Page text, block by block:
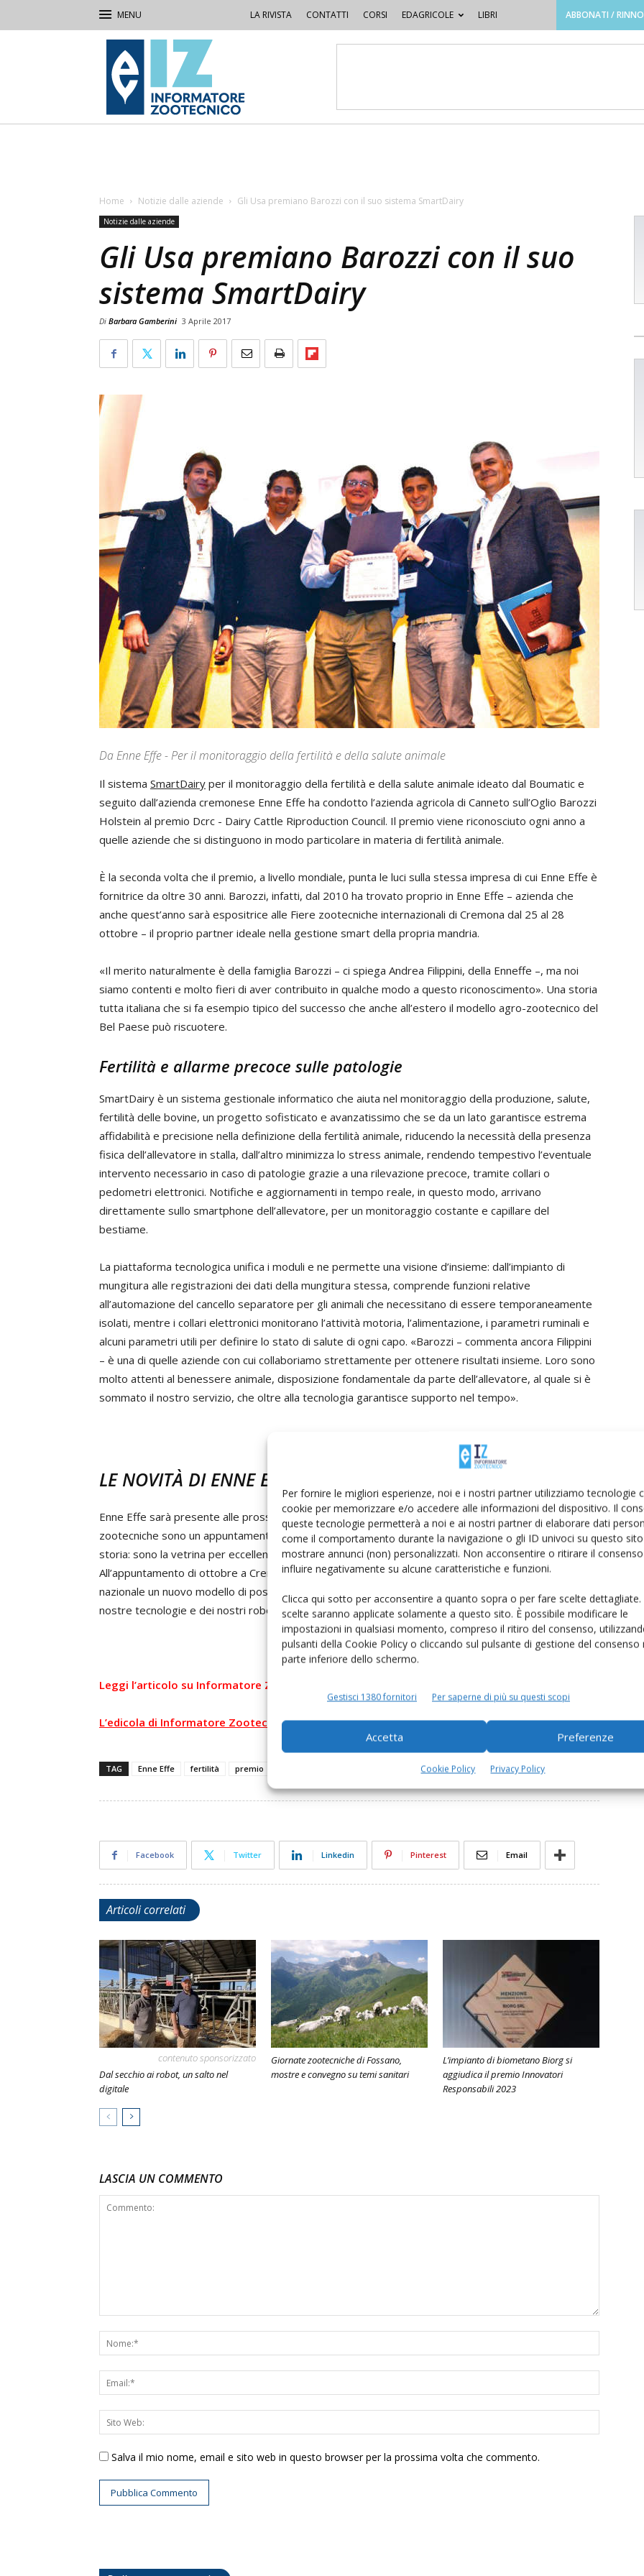
Per fornire le migliori esperienze, noi e i nostri partner utilizziamo tecnologie
cookie per memorizzare e/o accedere alle informazioni del dispositivo. Il
queste tecnologie permetterà a noi e ai nostri partner di elaborare dati
come il comportamento durante la navigazione o gli ID univoci su questo
mostrare annunci (non) personalizzati. Non acconsentire o ritirare il
influire negativamente su alcune caratteristiche e funzioni.
Clicca qui sotto per acconsentire a quanto sopra o per fare scelte dettagliate.
scelte saranno applicate solamente a questo sito. È possibile modificare le
impostazioni in qualsiasi momento, compreso il ritiro del consenso,
pulsanti della Cookie Policy o cliccando sul pulsante di gestione del consenso
parte inferiore dello schermo.
Gestisci 1380 fornitori Per saperne di più su questi scopi
Accetta Preferenze
Cookie Policy Privacy Policy
LA RIVISTA CONTATTI CORSI EDAGRICOLE LIBRI ABBONATI /
IZ
Informatore
Zootecnico
Home Notizie dalle aziende Gli Usa premiano Barozzi con il suo sistema SmartDairy
Notizie dalle aziende
Gli Usa premiano Barozzi con il suo
sistema SmartDairy
Di Barbara Gamberini 3 Aprile 2017
Da Enne Effe - Per il monitoraggio della fertilità e della salute animale
Il sistema SmartDairy per il monitoraggio della fertilità e della salute animale ideato dal Boumatic e
seguito dall’azienda cremonese Enne Effe ha condotto l’azienda agricola di Canneto sull’Oglio Barozzi
Holstein al premio Dcrc - Dairy Cattle Riproduction Council. Il premio viene riconosciuto ogni anno a
quelle aziende che si distinguono in modo particolare in materia di fertilità animale.
È la seconda volta che il premio, a livello mondiale, punta le luci sulla stessa impresa di cui Enne Effe è
fornitrice da oltre 30 anni. Barozzi, infatti, dal 2010 ha trovato proprio in Enne Effe – azienda che
anche quest’anno sarà espositrice alle Fiere zootecniche internazionali di Cremona dal 25 al 28
ottobre – il proprio partner ideale nella gestione smart della propria mandria.
«Il merito naturalmente è della famiglia Barozzi – ci spiega Andrea Filippini, della Enneffe –, ma noi
siamo contenti e molto fieri di aver contribuito in qualche modo a questo riconoscimento». Una storia
tutta italiana che si fa esempio tipico del successo che anche all’estero il modello agro-zootecnico del
Bel Paese può riscuotere.
Fertilità e allarme precoce sulle patologie
SmartDairy è un sistema gestionale informatico che aiuta nel monitoraggio della produzione, salute,
fertilità delle bovine, un progetto sofisticato e avanzatissimo che se da un lato garantisce estrema
affidabilità e precisione nella definizione della fertilità animale, riducendo la necessità della presenza
fisica dell’allevatore in stalla, dall’altro minimizza lo stress animale, rendendo tempestivo l’eventuale
intervento necessario in caso di patologie grazie a una rilevazione precoce, tramite collari o
pedometri elettronici. Notifiche e aggiornamenti in tempo reale, in questo modo, arrivano
direttamente sullo smartphone dell’allevatore, per un monitoraggio costante e capillare del
bestiame.
La piattaforma tecnologica unifica i moduli e ne permette una visione d’insieme: dall’impianto di
mungitura alle registrazioni dei dati della mungitura stessa, comprende funzioni relative
all’automazione del cancello separatore per gli animali che necessitano di essere temporaneamente
isolati, mentre i collari elettronici monitorano l’attività motoria, l’alimentazione, i parametri ruminali e
alcuni parametri utili per definire lo stato di salute di ogni capo. «Barozzi – commenta ancora Filippini
– è una di quelle aziende con cui collaboriamo strettamente per ottenere risultati insieme. Loro sono
molto attenti al benessere animale, disposizione fondamentale da parte dell’allevatore, al quale si è
sommato il nostro servizio, che oltre alla tecnologia garantisce supporto nel tempo».
LE NOVITÀ DI ENNE EFFE
Enne Effe sarà presente alle prossime Fiere zootecniche internazionali di Cremona: «Per noi le Fiere
zootecniche sono un appuntamento fisso dal 1975 – dice Filippini –, parliamo di 40 anni di nostra
storia: sono la vetrina per eccellenza, il punto di incontro col mercato, con tutti gli operatori».
All’appuntamento di ottobre a CremonaFiere, Enne Effe presenterà diverse novità fra cui «in prima
nazionale un nuovo modello di poste di mungitura a parallelo, SmartWay, e poi l’evoluzione delle
nostre tecnologie e dei nostri robot di mungitura».
Leggi l’articolo su Informatore Zootecnico n. 6/2017
L’edicola di Informatore Zootecnico
TAG Enne Effe fertilità premio
Facebook Twitter Linkedin Pinterest Email
Articoli correlati
contenuto sponsorizzato
Dal secchio ai robot, un salto nel
digitale
Giornate zootecniche di Fossano,
mostre e convegno su temi sanitari
L’impianto di biometano Biorg si
aggiudica il premio Innovatori
Responsabili 2023
LASCIA UN COMMENTO
Salva il mio nome, email e sito web in questo browser per la prossima volta che commento.